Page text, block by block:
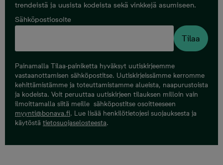
trendeistä ja uusista kodeista sekä vinkkejä asumiseen.
Sähköpostiosoite
Tilaa
Painamalla Tilaa-painiketta hyväksyt uutiskirjeemme
vastaanottamisen sähköpostitse. Uutiskirjeissämme kerromme
kehittämistämme ja toteuttamistamme alueista, naapurustoista
ja kodeista. Voit peruuttaa uutiskirjeen tilauksen milloin vain
ilmoittamalla siitä meille sähköpostitse osoitteeseen
myynti@bonava.fi. Lue lisää henkilötietojesi suojauksesta ja
käytöstä tietosuojaselosteesta.